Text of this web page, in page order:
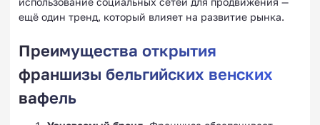
ещё один тренд, который влияет на развитие рынка.
Преимущества открытия
франшизы бельгийских венских
вафель